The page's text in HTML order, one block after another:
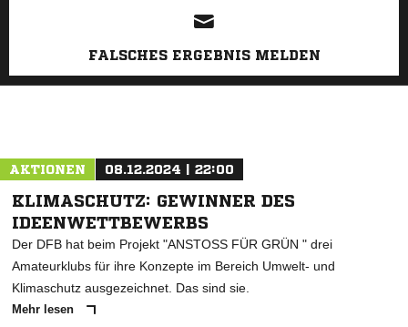
FALSCHES ERGEBNIS MELDEN
AKTIONEN 08.12.2024 | 22:00
KLIMASCHUTZ: GEWINNER DES
IDEENWETTBEWERBS
Der DFB hat beim Projekt "ANSTOSS FÜR GRÜN " drei
Amateurklubs für ihre Konzepte im Bereich Umwelt- und
Klimaschutz ausgezeichnet. Das sind sie.
Mehr lesen